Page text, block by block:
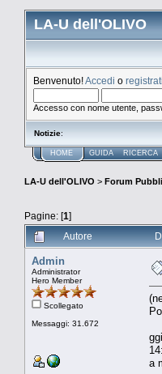
LA-U dell'OLIVO
Benvenuto!Accedi o registrati
Accesso con nome utente,
Notizie:
HOME GUIDA RICERCA
LA-U dell'OLIVO > Forum
Pagine: [1]
Autore
Admin
Administrator
Hero Member
Scollegato
Messaggi: 31.672
a